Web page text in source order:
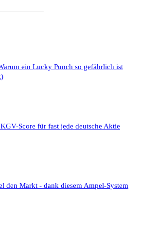
ein Lucky Punch so gefährlich ist
Score für fast jede deutsche Aktie
den Markt - dank diesem Ampel-System